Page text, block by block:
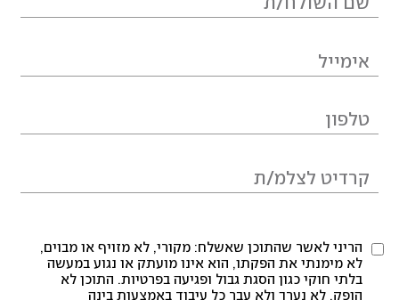
הריני לאשר שהתוכן שאשלח: מקורי, לא מזויף או מבוים,
לא מימנתי את הפקתו, הוא אינו מועתק או נגוע במעשה
בלתי חוקי כגון הסגת גבול ופגיעה בפרטיות. התוכן לא
הופק, לא נערך ולא עבר כל עיבוד באמצעות בינה